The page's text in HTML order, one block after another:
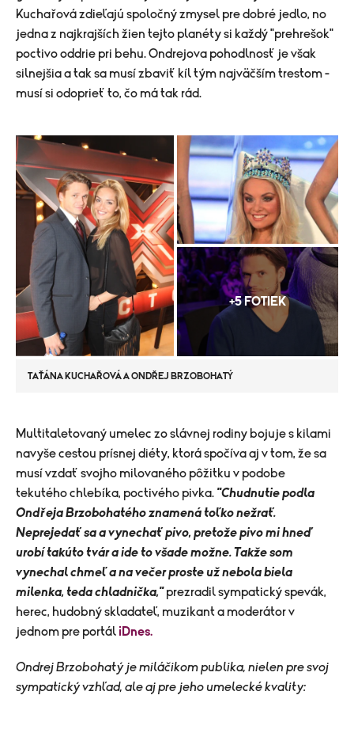
Kuchařová zdieľajú spoločný zmysel pre dobré jedlo, no
jedna z najkrajších žien tejto planéty si každý "prehrešok"
poctivo oddrie pri behu. Ondrejova pohodlnosť je však
silnejšia a tak sa musí zbaviť kíl tým najväčším trestom -
musí si odoprieť to, čo má tak rád.
+5 FOTIEK
TAŤÁNA KUCHAŘOVÁ A ONDŘEJ BRZOBOHATÝ
Multitaletovaný umelec zo slávnej rodiny bojuje s kilami
navyše cestou prísnej diéty, ktorá spočíva aj v tom, že sa
musí vzdať svojho milovaného pôžitku v podobe
tekutého chlebíka, poctivého pivka. "Chudnutie podla
Ondřeja Brzobohatého znamená toľko nežrať.
Neprejedať sa a vynechať pivo, pretože pivo mi hneď
urobí takúto tvár a ide to všade možne. Takže som
vynechal chmeľ a na večer proste už nebola biela
milenka, teda chladnička,"prezradil sympatický spevák,
herec, hudobný skladateľ, muzikant a moderátor v
jednom pre portál iDnes.
Ondrej Brzobohatý je miláčikom publika, nielen pre svoj
sympatický vzhľad, ale aj pre jeho umelecké kvality: